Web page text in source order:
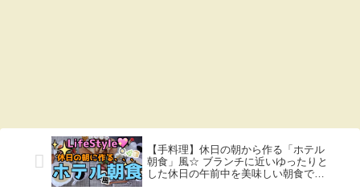
【手料理】休日の朝から作る「ホテル
朝食」風☆ ブランチに近いゆったりと
した休日の午前中を美味しい朝食で過